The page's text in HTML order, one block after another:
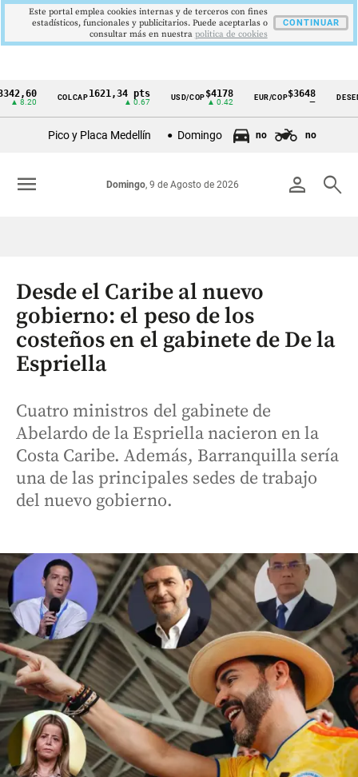
Cintillo
Colombia
COLCAP1621,34 pts USD/COP$4178
▲ 0.42
EUR/COP$3648
—
DESEMPLEO
Pico y Placa Medellín Domingo no no
person search
Domingo, 9 de Agosto de 2026
menu
Desde el Caribe al nuevo
gobierno: el peso de los
costeños en el gabinete de De la
Espriella
Cuatro ministros del gabinete de
Abelardo de la Espriella nacieron en la
Costa Caribe. Además, Barranquilla sería
una de las principales sedes de trabajo
del nuevo gobierno.
Este portal emplea cookies internas y de terceros con fines
estadísticos, funcionales y publicitarios. Puede aceptarlas o
consultar más en nuestra politica de cookies
CONTINUAR